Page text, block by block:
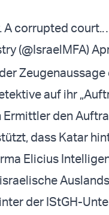
A corrupted
(@IsraelMFA)
auf ihr
den
dass Katar
Elicius
der IStGH-